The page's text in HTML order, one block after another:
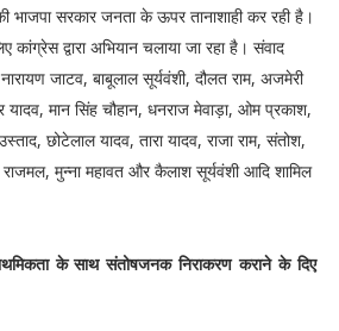
सरकार जनता के ऊपर तानाशाही कर रही है।
द्वारा अभियान चलाया जा रहा है। संवाद
जाटव, बाबूलाल सूर्यवंशी, दौलत राम, अजमेरी
मान सिंह चौहान, धनराज मेवाड़ा, ओम प्रकाश,
छोटेलाल यादव, तारा यादव, राजा राम, संतोश,
मुन्ना महावत और कैलाश सूर्यवंशी आदि शामिल
के साथ संतोषजनक निराकरण कराने के दिए